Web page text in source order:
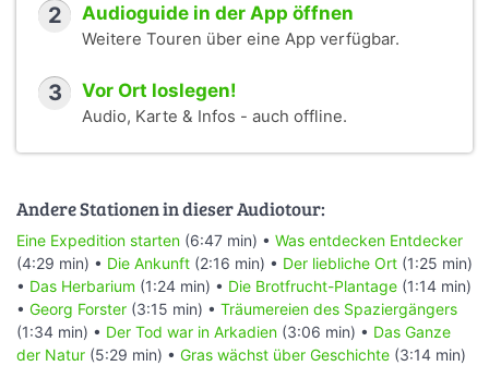
2 Audioguide in der App öffnen
Weitere Touren über eine App verfügbar.
3 Vor Ort loslegen!
Audio, Karte & Infos - auch offline.
Andere Stationen in dieser Audiotour:
Eine Expedition starten (6:47 min) • Was entdecken Entdecker
(4:29 min) • Die Ankunft (2:16 min) • Der liebliche Ort (1:25 min)
• Das Herbarium (1:24 min) • Die Brotfrucht-Plantage (1:14 min)
• Georg Forster (3:15 min) • Träumereien des Spaziergängers
(1:34 min) • Der Tod war in Arkadien (3:06 min) • Das Ganze
der Natur (5:29 min) • Gras wächst über Geschichte (3:14 min)